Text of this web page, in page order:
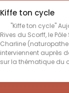
Kiffe ton cycle
"Kiffe ton cycle"
Rives du Scorff, le
Charline
interviennent auprès
sur la thématique du